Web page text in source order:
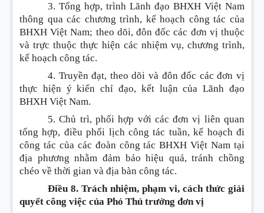
3. Tổng hợp, trình Lãnh đạo BHXH Việt Nam
thông qua các chương trình, kế hoạch công tác của
BHXH Việt Nam; theo dõi, đôn đốc các đơn vị thuộc
và trực thuộc thực hiện các nhiệm vụ, chương trình,
kế hoạch công tác.
4. Truyền đạt, theo dõi và đôn đốc các đơn vị
thực hiện ý kiến chỉ đạo, kết luận của Lãnh đạo
BHXH Việt Nam.
5. Chủ trì, phối hợp với các đơn vị liên quan
tổng hợp, điều phối lịch công tác tuần, kế hoạch đi
công tác của các đoàn công tác BHXH Việt Nam tại
địa phương nhằm đảm bảo hiệu quả, tránh chồng
chéo về thời gian và địa bàn công tác.
Điều 8. Trách nhiệm, phạm vi, cách thức giải
quyết công việc của Phó Thủ trưởng đơn vị